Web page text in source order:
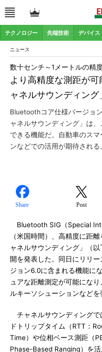
テクノロジー 先端技術 デバイス
ニュース
より高精度な測距が
ャネルサウンディング
数十センチ～1メートルの精
Bluetoothコア仕様バージョ
ャネルサウンディング」は
できる機能だ。自動車のス
ンなどでの活用が期待される
Share Post
Bluetooth SIG（Special
（米国時間）、高精度に距
ャネルサウンディング」（
開を発表した。同日にリリ
ジョン6.0に含まれる機能に
ュアな距離測定が可能にな
ルキーソシューションなどを
チャネルサウンディングで
ドトリップタイム（RTT：
Time）や位相ベース測距（
Phase-Based Ranging）を活